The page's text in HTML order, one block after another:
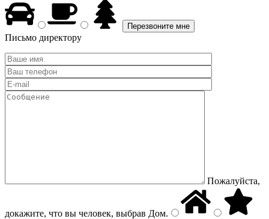
Письмо директору
Пожалуйста,
докажите, что вы человек, выбрав Дом.